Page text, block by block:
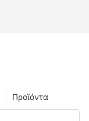
Προϊόντα